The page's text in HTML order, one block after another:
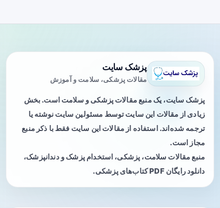
پزشک سایت
مقالات پزشکی، سلامت و آموزش
پزشک سایت، یک منبع مقالات پزشکی و سلامت است. بخش
زیادی از مقالات این سایت توسط مسئولین سایت نوشته یا
ترجمه شده‌اند. استفاده از مقالات این سایت فقط با ذکر منبع
مجاز است.
منبع مقالات سلامت، پزشکی، استخدام پزشک و دندانپزشک،
دانلود رایگان PDF کتاب‌های پزشکی.